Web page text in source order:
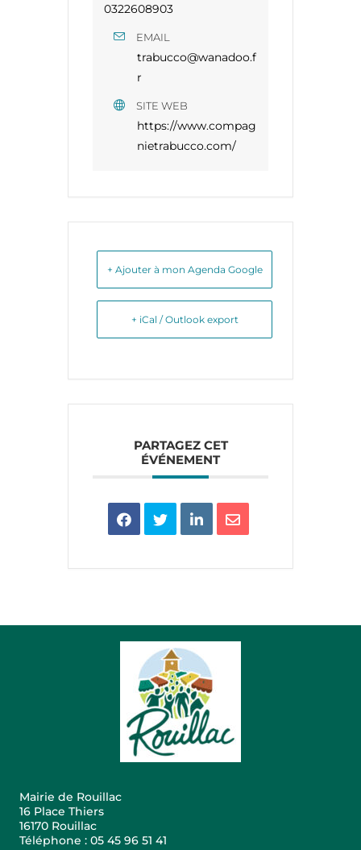
0322608903
EMAIL
trabucco@wanadoo.f
r
SITE WEB
https://www.compag
nietrabucco.com/
+ Ajouter à mon Agenda Google
+ iCal / Outlook export
PARTAGEZ CET
ÉVÉNEMENT
Mairie de Rouillac
16 Place Thiers
16170 Rouillac
Téléphone : 05 45 96 51 41